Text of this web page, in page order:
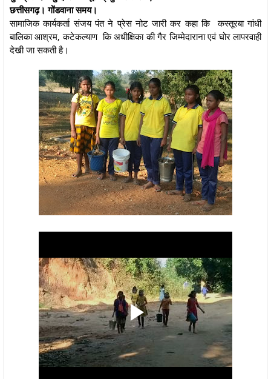
छत्तीसगढ़। गोंडवाना समय।
सामाजिक कार्यकर्ता संजय पंत ने प्रेस नोट जारी कर कहा कि कस्तूरबा गांधी
बालिका आश्रम, कटेकल्याण कि अधीक्षिका की गैर जिम्मेदाराना एवं घोर लापरवाही
देखी जा सकती है।